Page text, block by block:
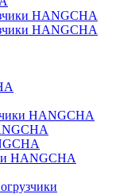
HANGCHA
HANGCHA
HANGCHA
HANGCHA